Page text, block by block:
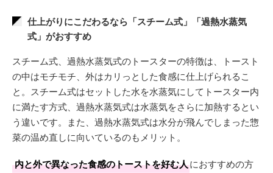
仕上がりにこだわるなら「スチーム式」「過熱水蒸気
式」がおすすめ
スチーム式、過熱水蒸気式のトースターの特徴は、トースト
の中はモチモチ、外はカリっとした食感に仕上げられるこ
と。スチーム式はセットした水を水蒸気にしてトースター内
に満たす方式、過熱水蒸気式は水蒸気をさらに加熱するとい
う違いです。また、過熱水蒸気式は水分が飛んでしまった惣
菜の温め直しに向いているのもメリット。
内と外で異なった食感のトーストを好む人におすすめの方